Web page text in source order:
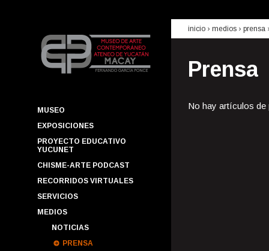
MUSEO
EXPOSICIONES
PROYECTO EDUCATIVO
YUCUNET
CHISME-ARTE PODCAST
RECORRIDOS VIRTUALES
SERVICIOS
MEDIOS
NOTICIAS
PRENSA
inicio › medios › prensa
Prensa
No hay artículos de